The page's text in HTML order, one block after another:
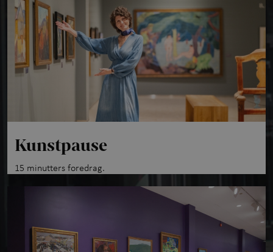
Kunstpause
15 minutters foredrag.